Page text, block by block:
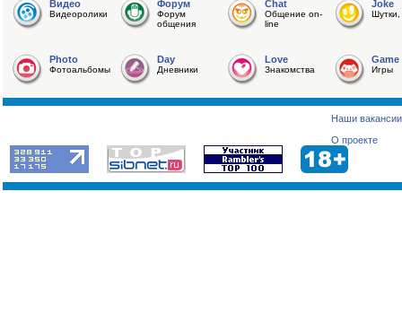
Видео
Видеоролики
Форум
Форум
общения
Chat
Общение on-
line
Joke
Photo
Фотоальбомы
Day
Дневники
Love
Знакомства
Game
Игры
Наши вакансии
О проекте